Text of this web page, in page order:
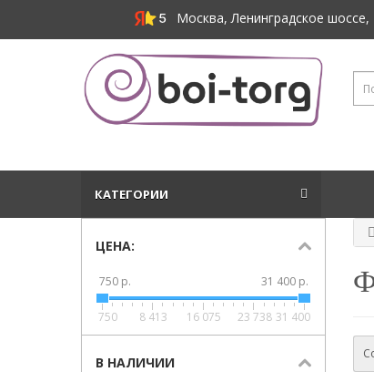
Москва, Ленинградское шоссе,
КАТЕГОРИИ
ЦЕНА:
750 р. 31 400 р.
750 8 413 16 075 23 738 31 400
В НАЛИЧИИ